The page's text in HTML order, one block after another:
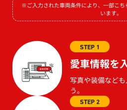
※ご入力された車両条件により、一部こ
います。
STEP 1
愛車情報を
写真や装備など
う。
STEP 2